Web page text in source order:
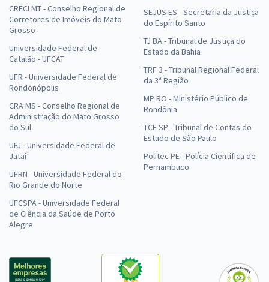
CRECI MT - Conselho Regional de
Corretores de Imóveis do Mato
Grosso
Universidade Federal de
Catalão - UFCAT
UFR - Universidade Federal de
Rondonópolis
CRA MS - Conselho Regional de
Administração do Mato Grosso
do Sul
UFJ - Universidade Federal de
Jataí
UFRN - Universidade Federal do
Rio Grande do Norte
UFCSPA - Universidade Federal
de Ciência da Saúde de Porto
Alegre
SEJUS ES - Secretaria da Justiça
do Espírito Santo
TJ BA - Tribunal de Justiça do
Estado da Bahia
TRF 3 - Tribunal Regional Federal
da 3ª Região
MP RO - Ministério Público de
Rondônia
TCE SP - Tribunal de Contas do
Estado de São Paulo
Politec PE - Polícia Científica de
Pernambuco